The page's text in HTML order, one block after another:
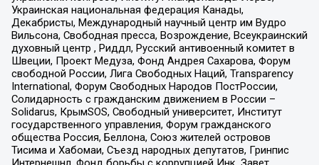
Украинская национальная федерация Канады,
Декабристы, Международный научный центр им Вудро
Вильсона, Свободная пресса, Возрождение, Всеукраинский
духовный центр , Риддл, Русский антивоенный комитет в
Швеции, Проект Медуза, Фонд Андрея Сахарова, Форум
свободной России, Лига Свободных Наций, Transparеncy
International, Форум Свободных Народов ПостРоссии,
Солидарность с гражданским движением в России –
Solidarus, КрымSOS, Свободный университет, Институт
государственного управления, Форум гражданского
общества Россия, Беллона, Союз жителей островов
Тисима и Хабомаи, Съезд народных депутатов, Гринпис